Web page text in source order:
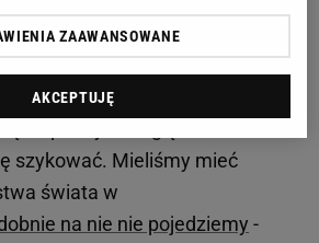
startach w 2025 roku
w rozmowie z TVP Sport
nt. planów startowych. - Ten rok
szykować. Mieliśmy mieć
świata w
na nie nie pojedziemy -
ZAAWANSOWANE
AKCEPTUJĘ